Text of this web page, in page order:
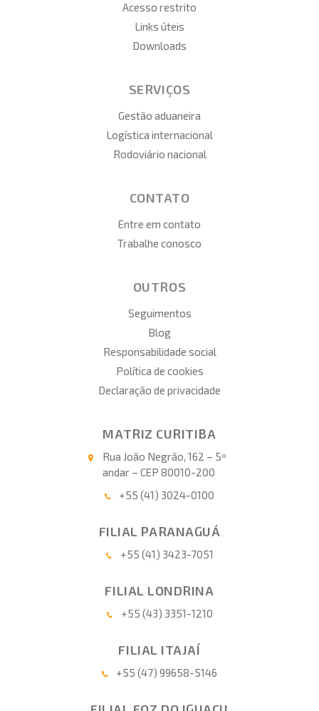
Acesso restrito
Links úteis
Downloads
SERVIÇOS
Gestão aduaneira
Logística internacional
Rodoviário nacional
CONTATO
Entre em contato
Trabalhe conosco
OUTROS
Seguimentos
Blog
Responsabilidade social
Política de cookies
Declaração de privacidade
MATRIZ CURITIBA
Rua João Negrão, 162 – 5º
andar – CEP 80010-200
+55 (41) 3024-0100
FILIAL PARANAGUÁ
+55 (41) 3423-7051
FILIAL LONDRINA
+55 (43) 3351-1210
FILIAL ITAJAÍ
+55 (47) 99658-5146